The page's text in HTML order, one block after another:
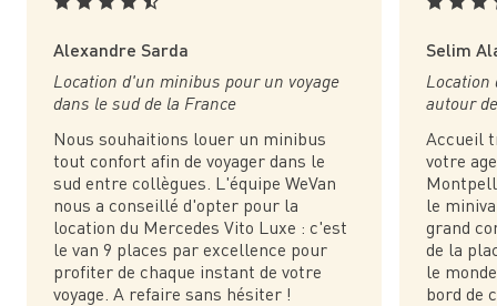
Alexandre Sarda
Location d'un minibus pour un voyage
dans le sud de la France
Nous souhaitions louer un minibus
tout confort afin de voyager dans le
sud entre collègues. L'équipe WeVan
nous a conseillé d'opter pour la
location du Mercedes Vito Luxe : c'est
le van 9 places par excellence pour
profiter de chaque instant de votre
voyage. A refaire sans hésiter !
Selim
autour
Accueil
votre
le
grand
de la
le
bord de